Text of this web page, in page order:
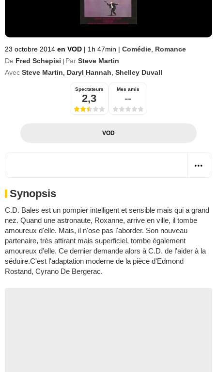
23 octobre 2014 en VOD | 1h 47min | Comédie Romance
De Fred Schepisi Par Steve Martin
Avec Steve Martin Daryl Hannah Shelley Duvall
Spectateurs
2,3
Mes amis
--
VOD
Synopsis
C.D. Bales est un pompier intelligent et sensible mais qui a grand
nez. Quand une astronaute, Roxanne, arrive en ville, il tombe
amoureux d'elle. Mais, il n'ose pas l'aborder. Son nouveau
partenaire, très attirant mais superficiel, tombe également
amoureux d'elle. Ce dernier demande alors à C.D. de l'aider à la
séduire.C'est l'adaptation moderne de la pièce d'Edmond
Rostand, Cyrano De Bergerac.